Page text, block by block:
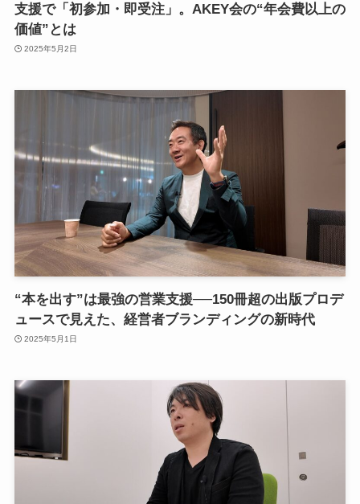
支援で「初参加・即受注」。AKEY会の“年会費以上の
価値”とは
2025年5月2日
“本を出す”は最強の営業支援──150冊超の出版プロデ
ュースで見えた、経営者ブランディングの新時代
2025年5月1日